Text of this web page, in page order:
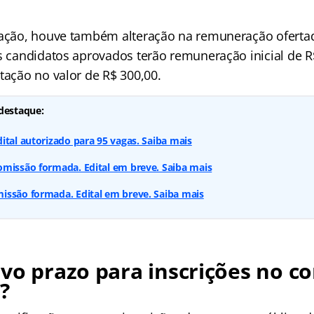
houve também alteração na remuneração
aprovados terão remuneração inicial de
no valor de R$ 300,00.
autorizado para 95 vagas. Saiba mais
formada. Edital em breve. Saiba mais
formada. Edital em breve. Saiba mais
prazo para inscrições no